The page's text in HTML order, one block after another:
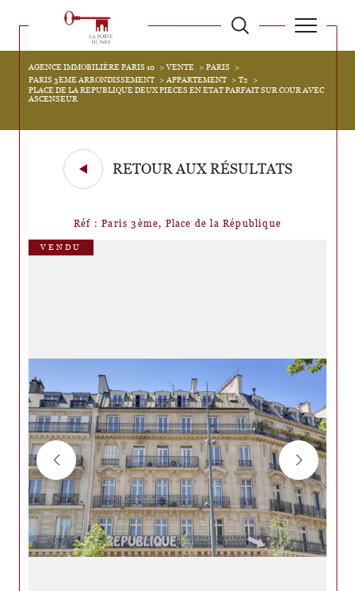
AGENCE IMMOBILIÈRE PARIS 10 VENTE
PARIS
PARIS 3EME ARRONDISSEMENT
APPARTEMENT
T2
PLACE DE LA REPUBLIQUE DEUX PIECES EN ETAT PARFAIT SUR COUR AVEC
ASCENSEUR
RETOUR AUX RÉSULTATS
Réf : Paris 3ème, Place de la République
VENDU